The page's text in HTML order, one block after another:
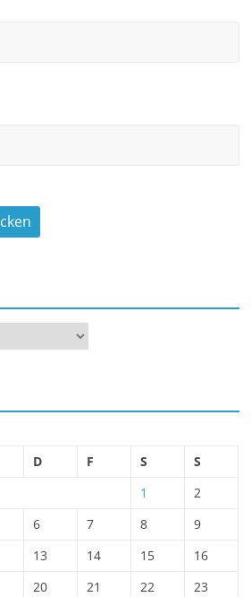
D F S
S
1
2
6 7 8
9
13 14 15
16
20 21 22
23